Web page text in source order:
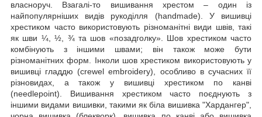
власноруч. Взагалі-то вишивання хрестом – один із
найпопулярніших видів рукоділля (handmade). У вишивці
хрестиком часто використовують різноманітні види швів, такі
як шви ¼, ½, ¾ та шов «позадголку». Шов хрестиком часто
комбінують з іншими швами; він також може бути
різноманітних форм. Інколи шов хрестиком використовують у
вишивці гладдю (crewel embroidery), особливо в сучасних її
різновидах, а також у вишивці хрестиком по канві
(needlepoint). Вишивання хрестиком часто поєднують з
іншими видами вишивки, такими як біла вишивка "Хардангер",